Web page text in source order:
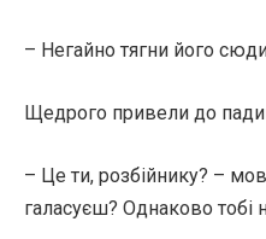
– Негайно тягни його
Щедрого привели до
– Це ти, розбійнику? –
галасуєш? Однаково